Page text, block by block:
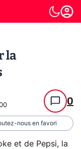
la
0
nous en favori
et de Pepsi, la